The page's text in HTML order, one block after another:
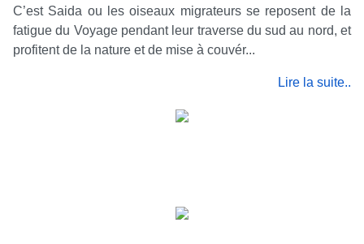
C’est Saida ou les oiseaux migrateurs se reposent de la
fatigue du Voyage pendant leur traverse du sud au nord, et
profitent de la nature et de mise à couvér...
Lire la suite..